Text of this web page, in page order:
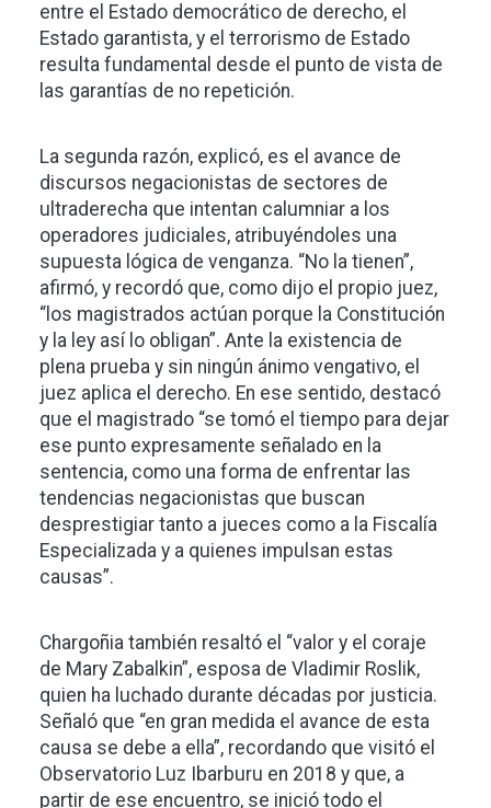
entre el Estado democrático de derecho, el
Estado garantista, y el terrorismo de Estado
resulta fundamental desde el punto de vista de
las garantías de no repetición.
La segunda razón, explicó, es el avance de
discursos negacionistas de sectores de
ultraderecha que intentan calumniar a los
operadores judiciales, atribuyéndoles una
supuesta lógica de venganza. “No la tienen”,
afirmó, y recordó que, como dijo el propio juez,
“los magistrados actúan porque la Constitución
y la ley así lo obligan”. Ante la existencia de
plena prueba y sin ningún ánimo vengativo, el
juez aplica el derecho. En ese sentido, destacó
que el magistrado “se tomó el tiempo para dejar
ese punto expresamente señalado en la
sentencia, como una forma de enfrentar las
tendencias negacionistas que buscan
desprestigiar tanto a jueces como a la Fiscalía
Especializada y a quienes impulsan estas
causas”.
Chargoñia también resaltó el “valor y el coraje
de Mary Zabalkin”, esposa de Vladimir Roslik,
quien ha luchado durante décadas por justicia.
Señaló que “en gran medida el avance de esta
causa se debe a ella”, recordando que visitó el
Observatorio Luz Ibarburu en 2018 y que, a
partir de ese encuentro, se inició todo el